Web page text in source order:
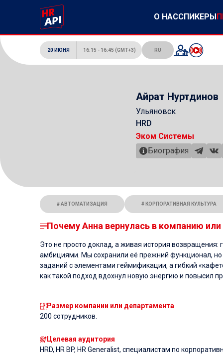
О НАССПИКЕРЫ
20 ИЮНЯ 16:15 - 16:45 (GMT+3) RU
Айрат Нуртдинов
Ульяновск
HRD
Эком Системы
Биография
АВТОМАТИЗАЦИЯ КОРПОРАТИВНАЯ КУЛЬТУРА
Почему Анна вернулась в компанию
Это не просто доклад, а живая история возвращения:
амбициями. Мы сохранили её прежний функционал,
заданий с элементами геймификации, а гибкий
как такой подход вдохнул новую энергию и повысил
Размер компании или департамента
200 сотрудников.
Целевая аудитория
HRD, HR BP, HR Generalist, специалистам по